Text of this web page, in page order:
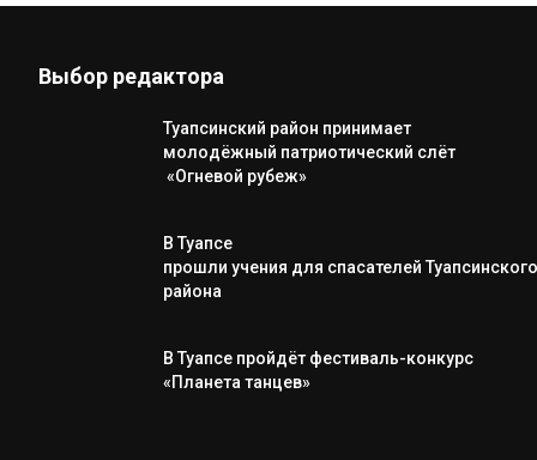
Выбор редактора
Туапсинский район принимает
молодёжный патриотический слёт
«Огневой рубеж»
В Туапсе
прошли учения для спасателей Туапсинского
района
В Туапсе пройдёт фестиваль-конкурс
«Планета танцев»